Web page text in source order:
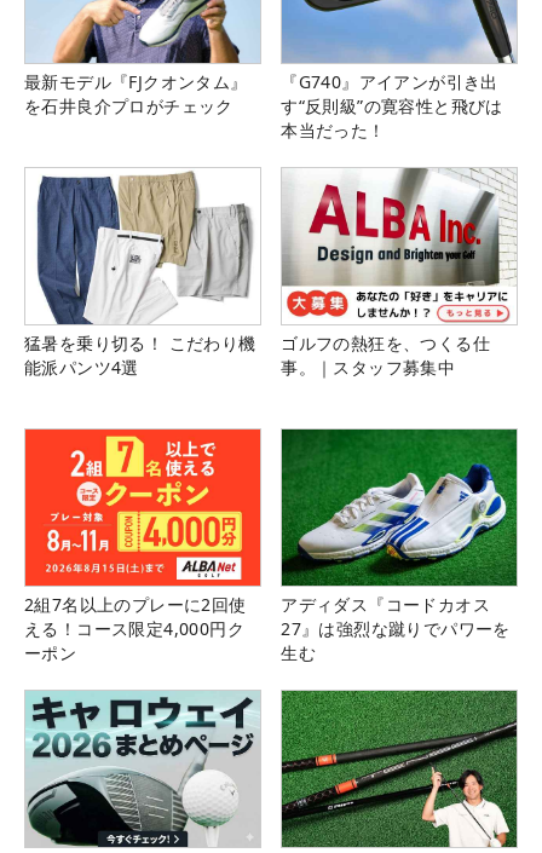
最新モデル『FJクオンタム』
を石井良介プロがチェック
『G740』アイアンが引き出
す“反則級”の寛容性と飛びは
本当だった！
猛暑を乗り切る！ こだわり機
能派パンツ4選
ゴルフの熱狂を、つくる仕
事。｜スタッフ募集中
2組7名以上のプレーに2回使
える！コース限定4,000円ク
ーポン
アディダス『コードカオス
27』は強烈な蹴りでパワーを
生む